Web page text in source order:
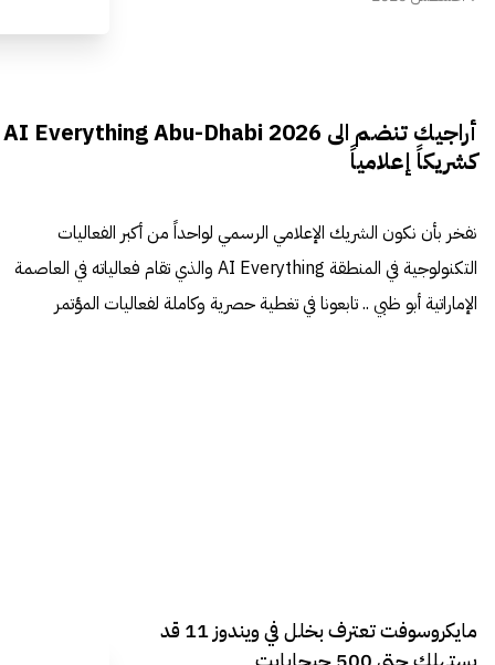
أراجيك تنضم الى AI Everything Abu-Dhabi 2026
كشريكاً إعلامياً
نفخر بأن نكون الشريك الإعلامي الرسمي لواحداً من أكبر الفعاليات
التكنولوجية في المنطقة AI Everything والذي تقام فعالياته في العاصمة
الإماراتية أبو ظبي .. تابعونا في تغطية حصرية وكاملة لفعاليات المؤتمر
مايكروسوفت تعترف بخلل في ويندوز 11 قد